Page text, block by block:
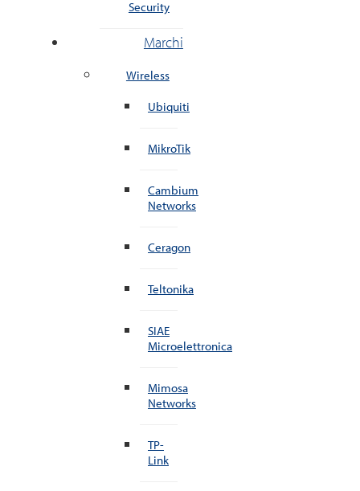
Security
Marchi
Wireless
Ubiquiti
MikroTik
Cambium
Networks
Ceragon
Teltonika
SIAE
Microelettronica
Mimosa
Networks
TP-
Link